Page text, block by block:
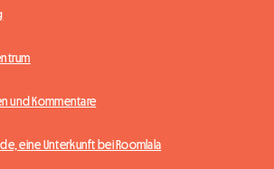
und Kommentare
eine Unterkunft bei Roomlala